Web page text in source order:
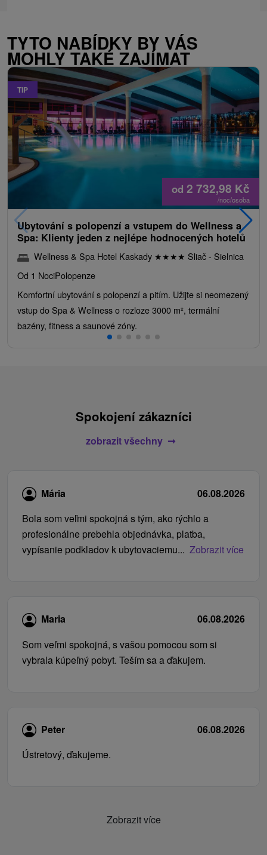
TYTO NABÍDKY BY VÁS
MOHLY TAKÉ ZAJÍMAT
TIP
od 2 732,98 Kč
/noc/osoba
Ubytování s polopenzí a vstupem do Wellness a
Spa: Klienty jeden z nejlépe hodnocených hotelů
Wellness & Spa Hotel Kaskady ★★★★ Sliač - Sielnica
Od 1 NociPolopenze
Komfortní ubytování s polopenzí a pitím. Užijte si neomezený
vstup do Spa & Wellness o rozloze 3000 m², termální
bazény, fitness a saunové zóny.
Spokojení zákazníci
zobrazit všechny
Mária
06.08.2026
Bola som veľmi spokojná s tým, ako rýchlo a
profesionálne prebehla objednávka, platba,
vypísanie podkladov k ubytovaciemu... Zobrazit více
Maria
06.08.2026
Som veľmi spokojná, s vašou pomocou som si
vybrala kúpeľný pobyt. Teším sa a ďakujem.
Peter
06.08.2026
Ústretový, ďakujeme.
Zobrazit více